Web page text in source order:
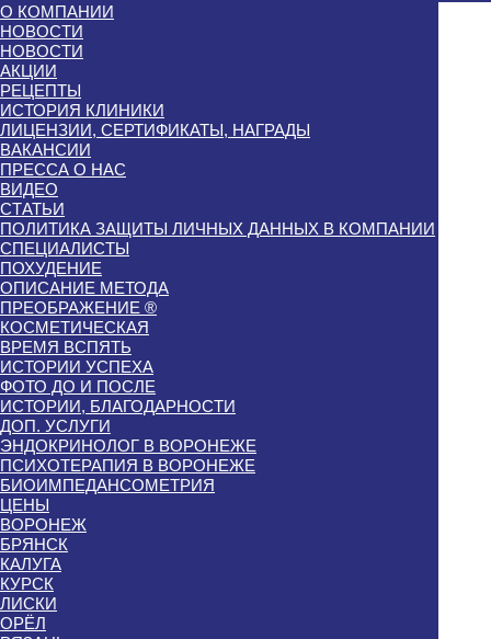
О КОМПАНИИ
НОВОСТИ
НОВОСТИ
АКЦИИ
РЕЦЕПТЫ
ИСТОРИЯ КЛИНИКИ
ЛИЦЕНЗИИ, СЕРТИФИКАТЫ, НАГРАДЫ
ВАКАНСИИ
ПРЕССА О НАС
ВИДЕО
СТАТЬИ
ПОЛИТИКА ЗАЩИТЫ ЛИЧНЫХ ДАННЫХ В КОМПАНИИ
СПЕЦИАЛИСТЫ
ПОХУДЕНИЕ
ОПИСАНИЕ МЕТОДА
ПРЕОБРАЖЕНИЕ ®
КОСМЕТИЧЕСКАЯ
ВРЕМЯ ВСПЯТЬ
ИСТОРИИ УСПЕХА
ФОТО ДО И ПОСЛЕ
ИСТОРИИ, БЛАГОДАРНОСТИ
ДОП. УСЛУГИ
ЭНДОКРИНОЛОГ В ВОРОНЕЖЕ
ПСИХОТЕРАПИЯ В ВОРОНЕЖЕ
БИОИМПЕДАНСОМЕТРИЯ
ЦЕНЫ
ВОРОНЕЖ
БРЯНСК
КАЛУГА
КУРСК
ЛИСКИ
ОРЁЛ